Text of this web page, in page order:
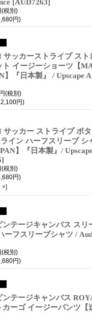
[AUD7263]
(税別)
円)
サッカーストライプ スト
ト イージーショーツ【
】『日本製』 / Upscape
(税別)
円)
サッカー ストライプ ボ
イン ハーフスリーブ シ
】『日本製』/
(税別)
円)
×]
ンテージキャンバス スリ
ーフスリーブシャツ /
(税別)
円)
ンテージキャンバス
カーゴ イージーパンツ【